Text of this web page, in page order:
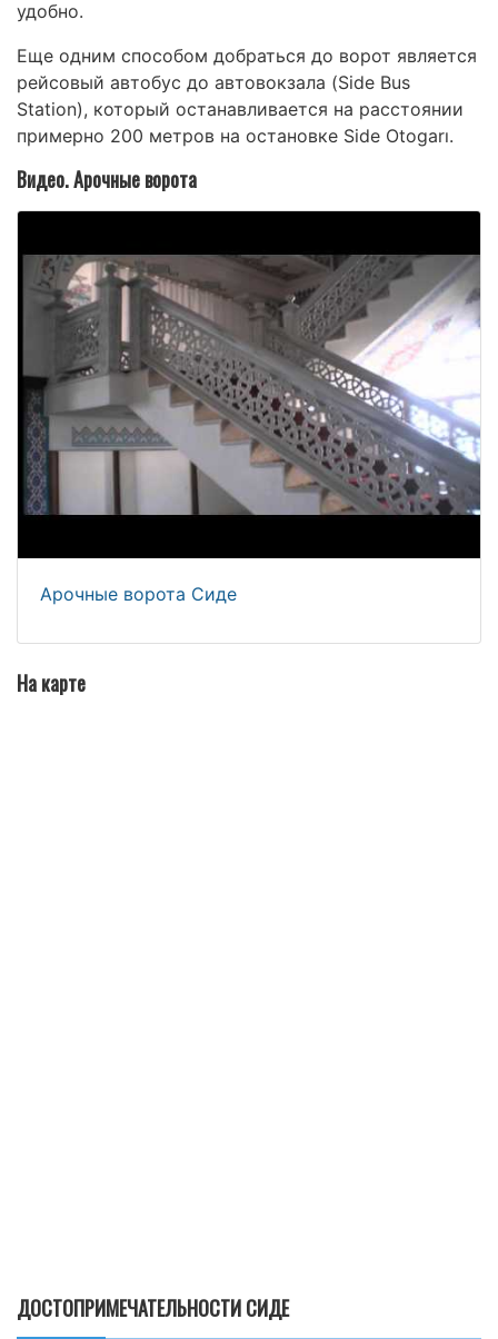
удобно.
Еще одним способом добраться до ворот является
рейсовый автобус до автовокзала (Side Bus
Station), который останавливается на расстоянии
примерно 200 метров на остановке Side Otogarı.
Видео. Арочные ворота
Арочные ворота Сиде
На карте
ДОСТОПРИМЕЧАТЕЛЬНОСТИ СИДЕ